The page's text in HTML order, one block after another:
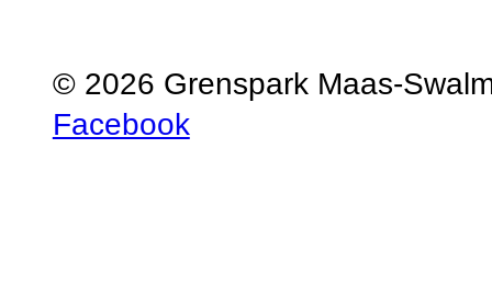
© 2026 Grenspark Maas-
Facebook